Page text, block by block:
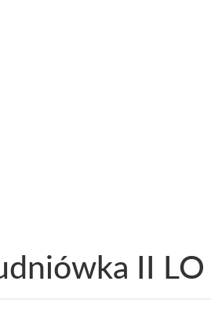
II